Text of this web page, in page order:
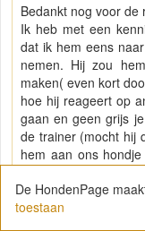
Bedankt nog voor de
Ik heb met een
dat ik hem eens
nemen. Hij zou
maken( even kort
hoe hij reageert op
gaan en geen grijs
de trainer (mocht hij
hem aan ons
gaan is het wel nog
meer opletten is en
over. Ben bereid
De HondenPage
toestaan